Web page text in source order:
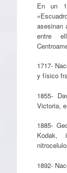
En un
asesinan
entre
1717-
y físico
1855-
Victoria,
1885-
Kodak,
1892-